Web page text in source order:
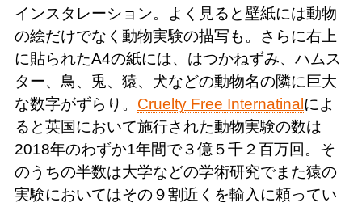
インスタレーション。よく見ると壁紙には動物
の絵だけでなく動物実験の描写も。さらに右上
に貼られたA4の紙には、はつかねずみ、ハムス
ター、鳥、兎、猿、犬などの動物名の隣に巨大
な数字がずらり。 Cruelty Free Internatinalによ
ると英国において施行された動物実験の数は
2018年のわずか1年間で３億５千２百万回。そ
のうちの半数は大学などの学術研究でまた猿の
実験においてはその９割近くを輸入に頼ってい